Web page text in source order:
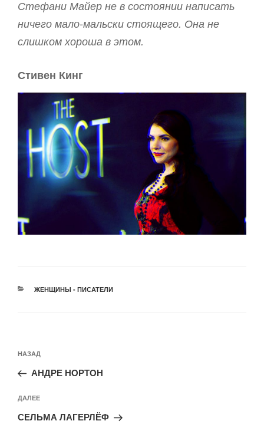
Стефани Майер не в состоянии написать
ничего мало-мальски стоящего. Она не
слишком хороша в этом.
Стивен Кинг
РУБРИКИ
ЖЕНЩИНЫ - ПИСАТЕЛИ
по
записям
Предыдущая
запись:
НАЗАД
АНДРЕ НОРТОН
Следующая
запись
ДАЛЕЕ
СЕЛЬМА ЛАГЕРЛЁФ